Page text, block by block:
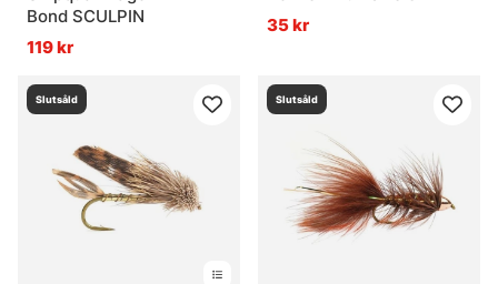
Bond SCULPIN
119 kr
35 kr
Slutsåld Slutsåld